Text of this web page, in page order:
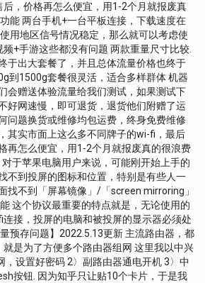
，价格再怎么便宜，用1-2个月就报废真
能 两台手机+一台平板连接，下载速度在
用地区信号情况稳定，那么就可以考虑使
+手游这些都没有问题 两款重量尺寸比较.
于出大套餐了，并且总体流量价格也终于
到1500g套餐很灵活，适合多样群体 机器
会赠送体验流量给我们测试，如果测试下
好网速慢，即可退货，退货他们附赠了运
问题换货或维修均包运费，终身免费维修
其实市面上这么多不同牌子的wi-fi，最后
再怎么便宜，用1-2个月就报废真的很浪费
于苹果电脑用户来说，可能刚开始上手的
不到投屏的图标和位置，特别是有些人一
找不到「屏幕镜像」/「screen mirroring」
这个协议最重要的特点就是，无论使用的
接，投屏的电脑和被投屏的显示器必须处
预存问题】2022.5.13更新 主流路由器，都
是为了方便多个路由器组网 这里我以中兴
，设置好密码 2〉副路由器通电开机 3〉中
按钮. 因为知乎只让贴10个卡片，于是我